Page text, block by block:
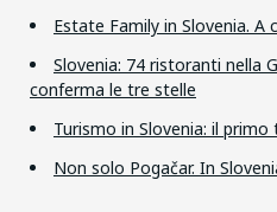
Estate Family in Slovenia. A
Slovenia: 74 ristoranti nella
conferma le tre stelle
Turismo in Slovenia: il
Non solo Pogačar. In